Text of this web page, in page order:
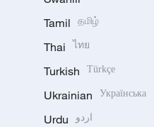
Tamil தமிழ்
Thai ไทย
Turkish Türkçe
Ukrainian Українська
Urdu اردو